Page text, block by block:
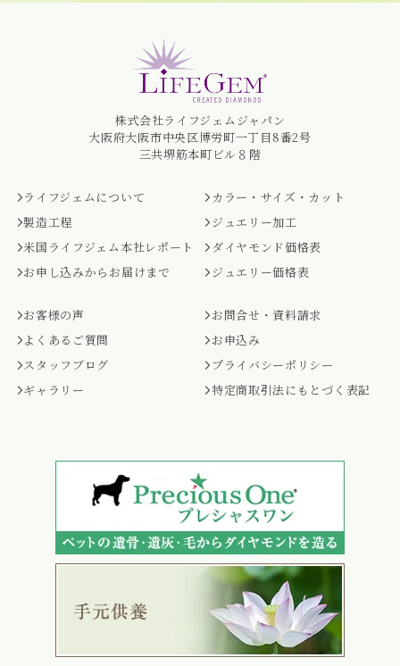
株式会社ライフジェムジャパン
大阪府大阪市中央区博労町一丁目8番2号
三共堺筋本町ビル８階
ライフジェムについて
製造工程
米国ライフジェム本社レポート
お申し込みからお届けまで
カラー・サイズ・カット
ジュエリー加工
ダイヤモンド価格表
ジュエリー価格表
お客様の声
よくあるご質問
スタッフブログ
ギャラリー
お問合せ・資料請求
お申込み
プライバシーポリシー
特定商取引法にもとづく表記